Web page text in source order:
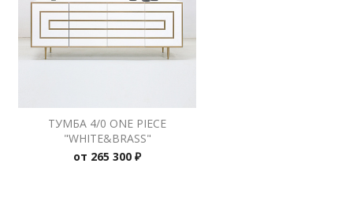
ТУМБА 4/0 ONE PIECE
"WHITE&BRASS"
от 265 300 ₽